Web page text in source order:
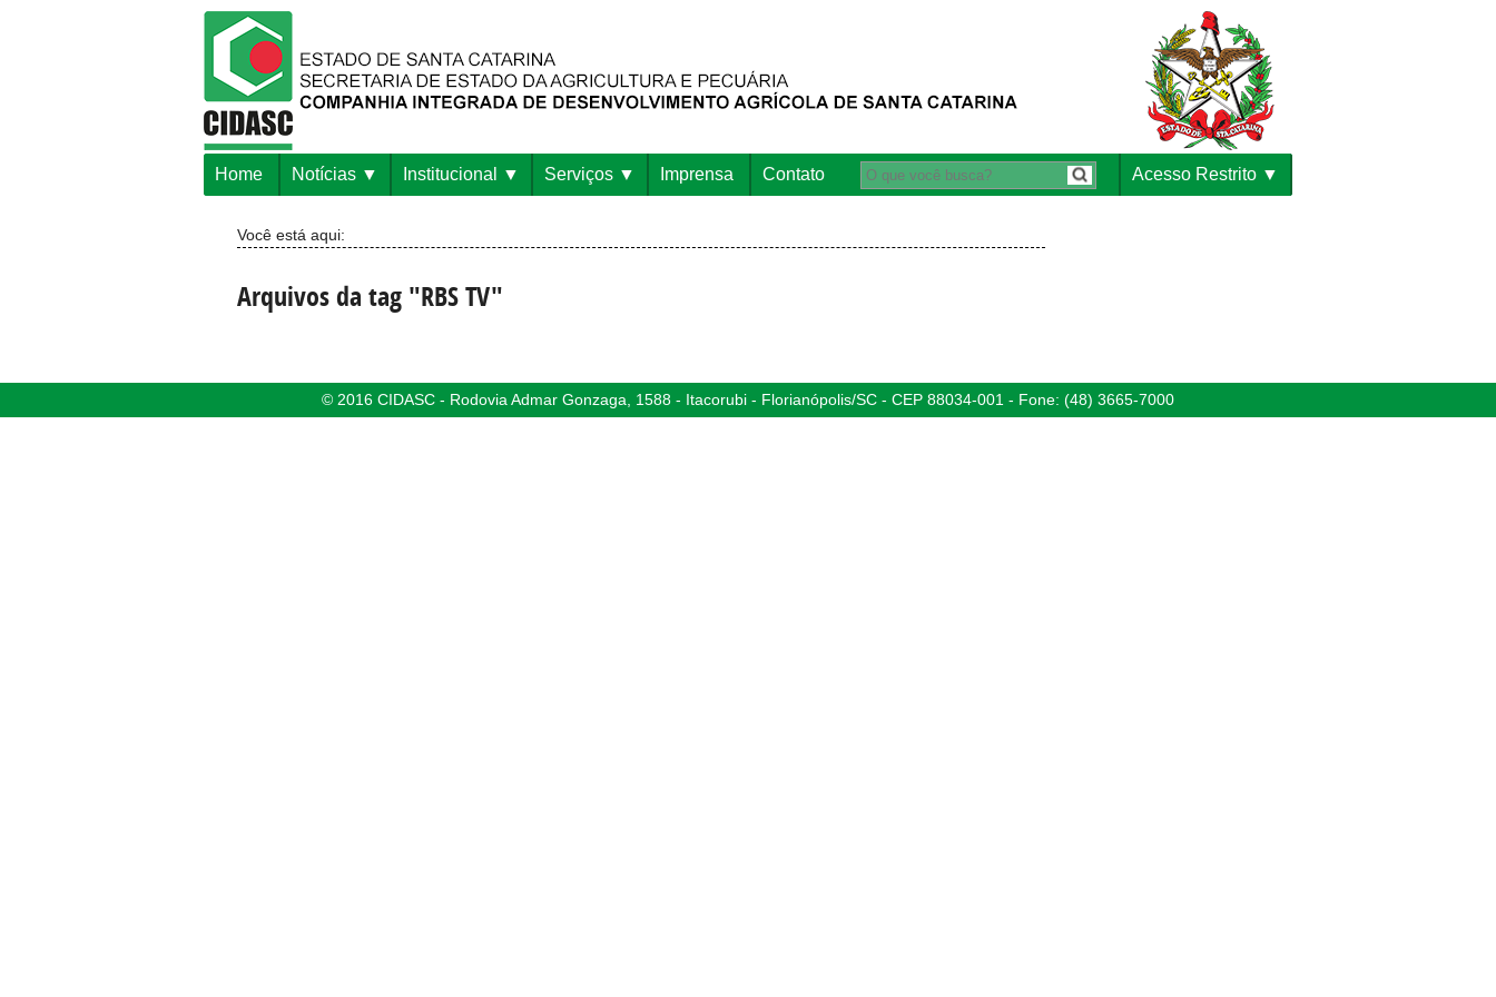
Home Notícias Institucional Serviços Imprensa Contato Acesso Restrito
Você está aqui:
Arquivos da tag "RBS TV"
© 2016 CIDASC - Rodovia Admar Gonzaga, 1588 - Itacorubi - Florianópolis/SC - CEP 88034-001 - Fone: (48) 3665-7000